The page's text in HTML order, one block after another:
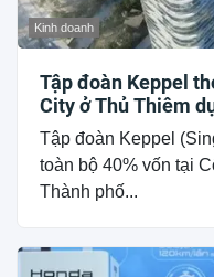
Kinh doanh
Tập đoàn Keppel
City ở Thủ Thiêm
Tập đoàn Keppel
toàn bộ 40% vốn tại
Thành phố...